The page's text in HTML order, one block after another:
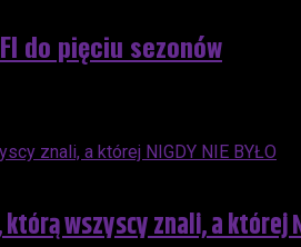
do pięciu sezonów
wszyscy znali, a której